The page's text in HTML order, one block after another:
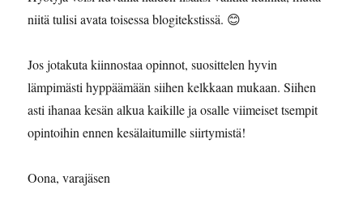
niitä tulisi avata toisessa blogitekstissä. 😊
Jos jotakuta kiinnostaa opinnot, suosittelen hyvin
lämpimästi hyppäämään siihen kelkkaan mukaan. Siihen
asti ihanaa kesän alkua kaikille ja osalle viimeiset tsempit
opintoihin ennen kesälaitumille siirtymistä!
Oona, varajäsen